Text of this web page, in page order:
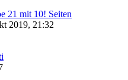
21 mit 10! Seiten
2019, 21:32